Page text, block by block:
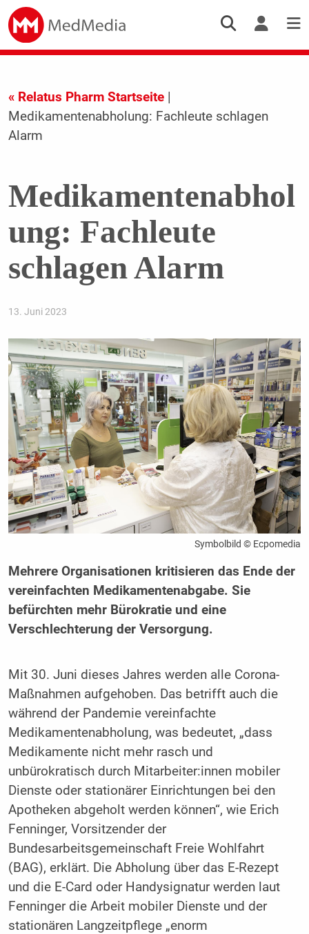
« Relatus Pharm Startseite|
Medikamentenabholung: Fachleute schlagen
Alarm
Medikamentenabhol
ung: Fachleute
schlagen Alarm
13. Juni 2023
Symbolbild © Ecpomedia
Mehrere Organisationen kritisieren das Ende der
vereinfachten Medikamentenabgabe. Sie
befürchten mehr Bürokratie und eine
Verschlechterung der Versorgung.
Mit 30. Juni dieses Jahres werden alle Corona-
Maßnahmen aufgehoben. Das betrifft auch die
während der Pandemie vereinfachte
Medikamentenabholung, was bedeutet, „dass
Medikamente nicht mehr rasch und
unbürokratisch durch Mitarbeiter:innen mobiler
Dienste oder stationärer Einrichtungen bei den
Apotheken abgeholt werden können“, wie Erich
Fenninger, Vorsitzender der
Bundesarbeitsgemeinschaft Freie Wohlfahrt
(BAG), erklärt. Die Abholung über das E-Rezept
und die E-Card oder Handysignatur werden laut
Fenninger die Arbeit mobiler Dienste und der
stationären Langzeitpflege „enorm